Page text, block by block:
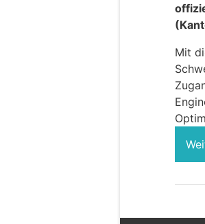
Mit